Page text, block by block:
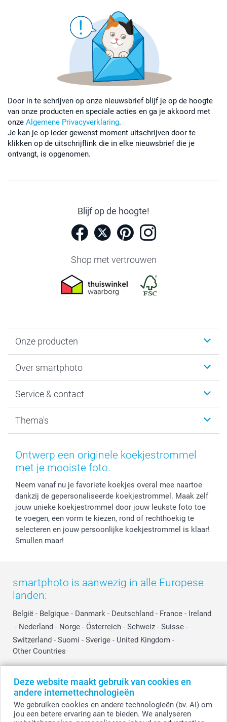
Deze website maakt gebruik van cookies en
andere internettechnologieën
We gebruiken cookies en andere technologieën (bv. AI) om
jou een betere ervaring aan te bieden. We analyseren
Door in te schrijven op onze nieuwsbrief blijf je op de hoogte
van onze producten en speciale acties en ga je akkoord met
onze Algemene Privacyverklaring.
Je kan je op ieder gewenst moment uitschrijven door te
klikken op de uitschrijflink die in elke nieuwsbrief die je
ontvangt, is opgenomen.
Blijf op de hoogte!
Shop met vertrouwen
Onze producten
Fotoboeken
Fotocadeaus
Kaarten
Over smartphoto
Vacatures
Bestelproces
Herroepingsrecht
Privacy
Reviews
Prijslijst
Investor Relations
Service & contact
Tevredenheidsgarantie
Mijn orderstatus
smartbonus
service@smartphoto.nl
Affiliate partnerprogramma
Partnerships
Influencer partnerprogramma
Thema's
Baby
Moederdag
Huwelijk
Ontwerp een originele koekjestrommel
met je mooiste foto.
Neem vanaf nu je favoriete koekjes overal mee naartoe
dankzij de gepersonaliseerde koekjestrommel. Maak zelf
jouw unieke koekjestrommel door jouw leukste foto toe
te voegen, een vorm te kiezen, rond of rechthoekig te
selecteren en jouw persoonlijke koekjestrommel is klaar!
Smullen maar!
smartphoto is aanwezig in alle Europese
landen:
België - Belgique - Danmark - Deutschland - France - Ireland
- Nederland - Norge - Österreich - Schweiz - Suisse -
Switzerland - Suomi - Sverige - United Kingdom -
Other Countries
Alle prijzen zijn in EURO (€) inclusief BTW en exclusief verzendkosten.